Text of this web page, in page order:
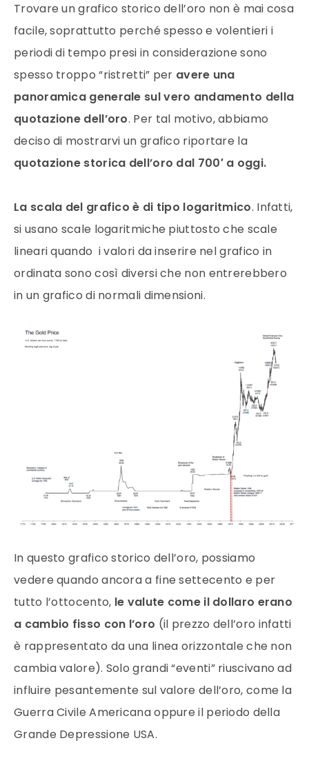
Trovare un grafico storico dell’oro non è mai cosa
facile, soprattutto perché spesso e volentieri i
periodi di tempo presi in considerazione sono
spesso troppo “ristretti” per avere una
panoramica generale sul vero andamento della
quotazione dell’oro. Per tal motivo, abbiamo
deciso di mostrarvi un grafico riportare la
quotazione storica dell’oro dal 700′ a oggi.
La scala del grafico è di tipo logaritmico. Infatti,
si usano scale logaritmiche piuttosto che scale
lineari quando ivalori da inserire nel grafico in
ordinata sono così diversi che non entrerebbero
in un grafico di normali dimensioni.
In questo grafico storico dell’oro, possiamo
vedere quando ancora a fine settecento e per
tutto l’ottocento, le valute come il dollaro erano
a cambio fisso con l’oro (il prezzo dell’oro infatti
è rappresentato da una linea orizzontale che non
cambiavalore). Solo grandi “eventi” riuscivano ad
influire pesantemente sul valore dell’oro, come la
Guerra Civile Americana oppure il periodo della
Grande Depressione USA.